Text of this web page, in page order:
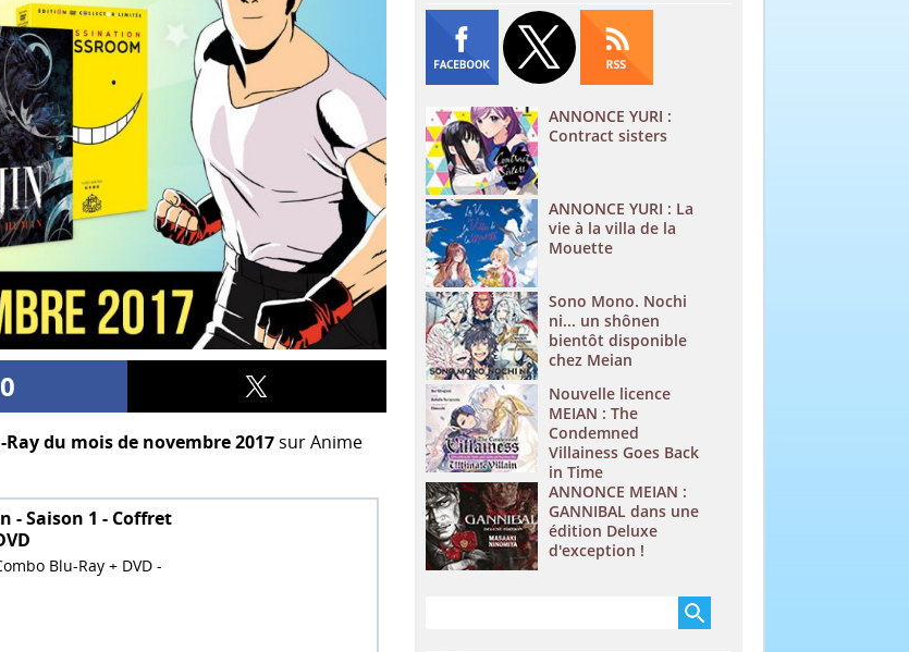
0
Ray du mois de novembre 2017sur Anime
- Saison 1 - Coffret
Blu-Ray + DVD -
ANNONCE YURI :
Contract sisters
ANNONCE YURI : La
vie à la villa de la
Mouette
Sono Mono. Nochi
ni... un shônen
bientôt disponible
chez Meian
Nouvelle licence
MEIAN : The
Condemned
Villainess Goes Back
in Time
ANNONCE MEIAN :
GANNIBAL dans une
édition Deluxe
d'exception !